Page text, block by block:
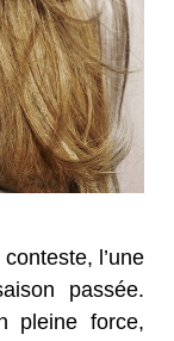
l’une
passée.
pleine force,